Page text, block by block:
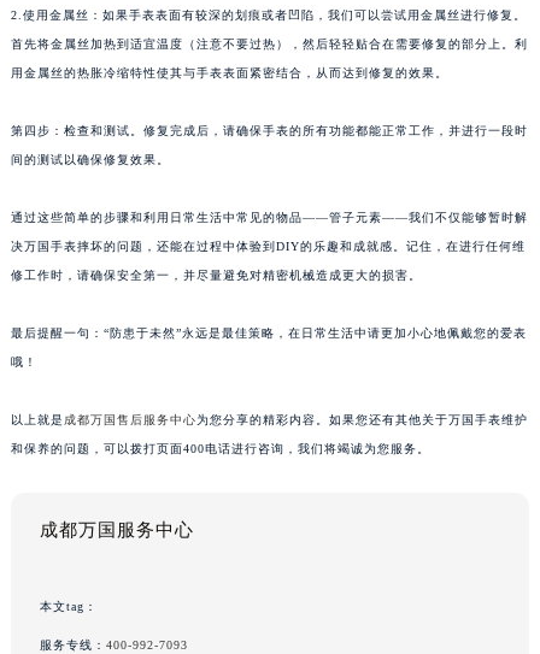
2.使用金属丝：如果手表表面有较深的划痕或者凹陷，我们可以尝试用金属丝进行修复。
首先将金属丝加热到适宜温度（注意不要过热），然后轻轻贴合在需要修复的部分上。利
用金属丝的热胀冷缩特性使其与手表表面紧密结合，从而达到修复的效果。
第四步：检查和测试。修复完成后，请确保手表的所有功能都能正常工作，并进行一段时
间的测试以确保修复效果。
通过这些简单的步骤和利用日常生活中常见的物品——管子元素——我们不仅能够暂时解
决万国手表摔坏的问题，还能在过程中体验到DIY的乐趣和成就感。记住，在进行任何维
修工作时，请确保安全第一，并尽量避免对精密机械造成更大的损害。
最后提醒一句：“防患于未然”永远是最佳策略，在日常生活中请更加小心地佩戴您的爱表
哦！
以上就是 成都万国售后服务中心为您分享的精彩内容。如果您还有其他关于万国手表维护
和保养的问题，可以拨打页面400电话进行咨询，我们将竭诚为您服务。
成都万国服务中心
本文tag：
服务专线： 400-992-7093